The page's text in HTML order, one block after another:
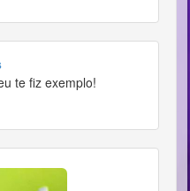
te fiz exemplo!